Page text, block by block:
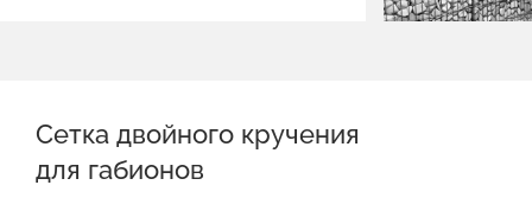
Сетка двойного кручения
для габионов